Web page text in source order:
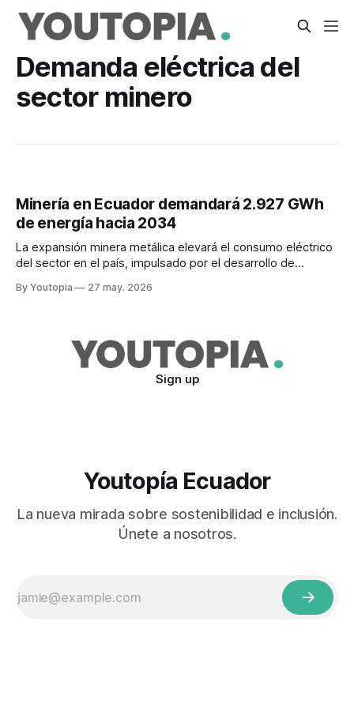
Demanda eléctrica del
sector minero
Minería en Ecuador demandará 2.927 GWh
de energía hacia 2034
La expansión minera metálica elevará el consumo eléctrico
del sector en el país, impulsado por el desarrollo de
By Youtopia 27 may. 2026
Sign up
Youtopía Ecuador
La nueva mirada sobre sostenibilidad e inclusión.
Únete a nosotros.